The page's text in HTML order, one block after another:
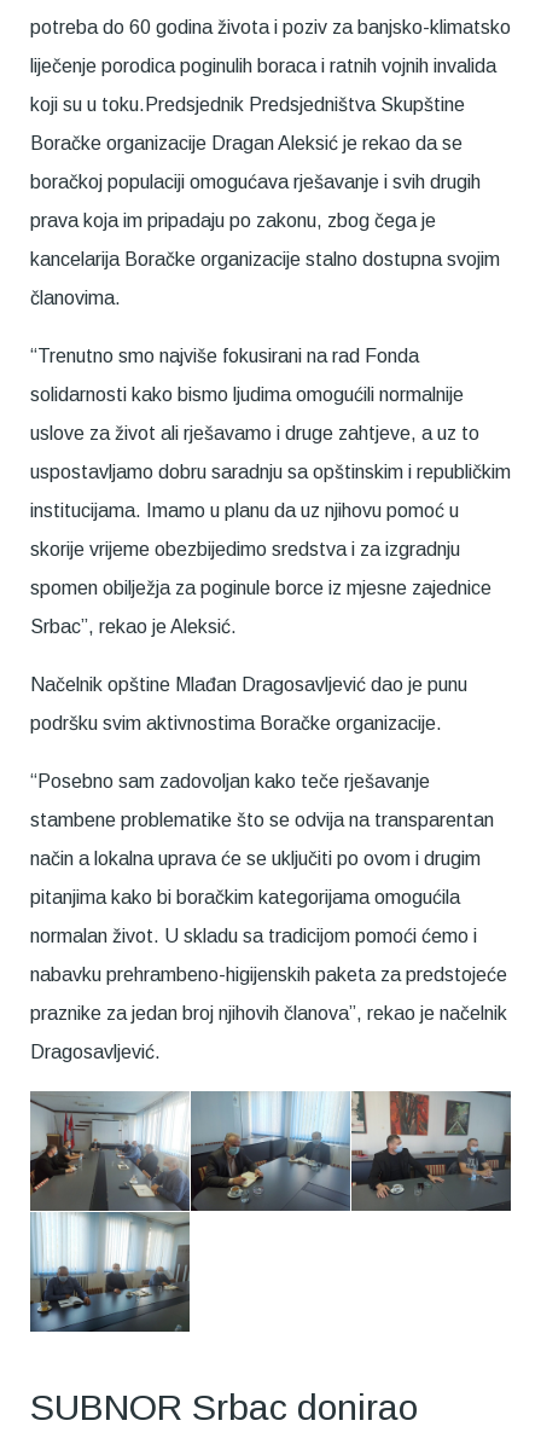
potreba do 60 godina života i poziv za banjsko-klimatsko
liječenje porodica poginulih boraca i ratnih vojnih invalida
koji su u toku.Predsjednik Predsjedništva Skupštine
Boračke organizacije Dragan Aleksić je rekao da se
boračkoj populaciji omogućava rješavanje i svih drugih
prava koja im pripadaju po zakonu, zbog čega je
kancelarija Boračke organizacije stalno dostupna svojim
članovima.
“Trenutno smo najviše fokusirani na rad Fonda
solidarnosti kako bismo ljudima omogućili normalnije
uslove za život ali rješavamo i druge zahtjeve, a uz to
uspostavljamo dobru saradnju sa opštinskim i republičkim
institucijama. Imamo u planu da uz njihovu pomoć u
skorije vrijeme obezbijedimo sredstva i za izgradnju
spomen obilježja za poginule borce iz mjesne zajednice
Srbac”, rekao je Aleksić.
Načelnik opštine Mlađan Dragosavljević dao je punu
podršku svim aktivnostima Boračke organizacije.
“Posebno sam zadovoljan kako teče rješavanje
stambene problematike što se odvija na transparentan
način a lokalna uprava će se uključiti po ovom i drugim
pitanjima kako bi boračkim kategorijama omogućila
normalan život. U skladu sa tradicijom pomoći ćemo i
nabavku prehrambeno-higijenskih paketa za predstojeće
praznike za jedan broj njihovih članova”, rekao je načelnik
Dragosavljević.
SUBNOR Srbac donirao